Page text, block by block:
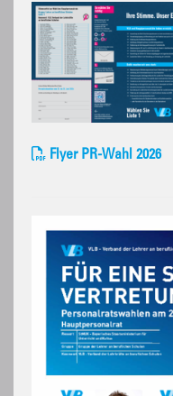
Flyer PR-Wahl 2026